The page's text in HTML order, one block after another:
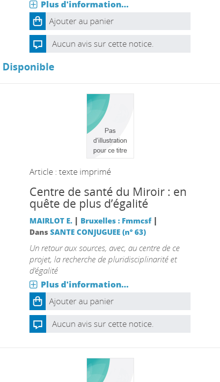
Plus d'information...
Ajouter au panier
Aucun avis sur cette notice.
Disponible
Article : texte imprimé
Centre de santé du Miroir : en
quête de plus d’égalité
MAIRLOT E. | Bruxelles : Fmmcsf|
Dans SANTE CONJUGUEE (n° 63)
Un retour aux sources, avec, au centre de ce
projet, la recherche de pluridisciplinarité et
d’égalité
Plus d'information...
Ajouter au panier
Aucun avis sur cette notice.